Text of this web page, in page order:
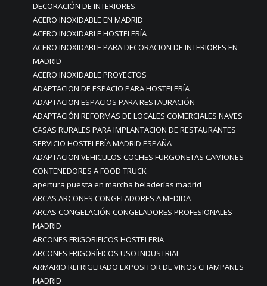
DECORACIÓN DE INTERIORES.
ACERO INOXIDABLE EN MADRID
ACERO INOXIDABLE HOSTELERÍA
ACERO INOXIDABLE PARA DECORACION DE INTERIORES EN
MADRID
ACERO INOXIDABLE PROYECTOS
ADAPTACION DE ESPACIO PARA HOSTELERÍA
ADAPTACION ESPACIOS PARA RESTAURACIÓN
ADAPTACIÓN REFORMAS DE LOCALES COMERCIALES NAVES
CASAS RURALES PARA IMPLANTACION DE RESTAURANTES
SERVICIO HOSTELERÍA MADRID ESPAÑA
ADAPTACION VEHICULOS COCHES FURGONETAS CAMIONES
CONTENEDORES A FOOD TRUCK
apertura puesta en marcha heladerías madrid
ARCAS ARCONES CONGELADORES A MEDIDA
ARCAS CONGELACIÓN CONGELADORES PROFESIONALES
MADRID
ARCONES FRIGORIFICOS HOSTELERIA
ARCONES FRIGORÍFICOS USO INDUSTRIAL
ARMARIO REFRIGERADO EXPOSITOR DE VINOS CHAMPANES
MADRID